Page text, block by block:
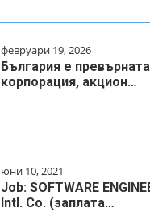
февруари 19, 2026
България е
корпорация, акцион…
юни 10, 2021
Job: SOFTWARE
Intl. Co. (заплата…